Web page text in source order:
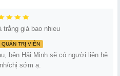
trắng giá bao nhieu
QUẢN TRỊ VIÊN
bên Hải Minh sẽ có người liên hệ
chị sớm ạ.